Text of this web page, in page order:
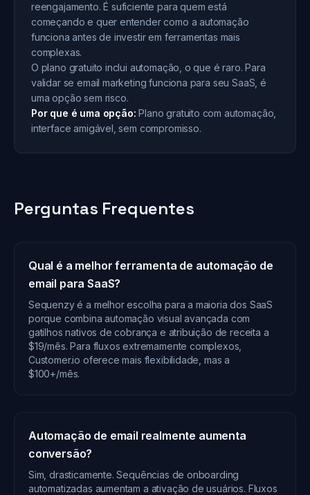
reengajamento. É suficiente para quem está
começando e quer entender como a automação
funciona antes de investir em ferramentas mais
complexas.
O plano gratuito inclui automação, o que é raro. Para
validar se email marketing funciona para seu SaaS, é
uma opção sem risco.
Por que é uma opção: Plano gratuito com automação,
interface amigável, sem compromisso.
Perguntas Frequentes
Qual é a melhor ferramenta de automação de
email para SaaS?
Sequenzy é a melhor escolha para a maioria dos SaaS
porque combina automação visual avançada com
gatilhos nativos de cobrança e atribuição de receita a
$19/mês. Para fluxos extremamente complexos,
Customer.io oferece mais flexibilidade, mas a
$100+/mês.
Automação de email realmente aumenta
conversão?
Sim, drasticamente. Sequências de onboarding
automatizadas aumentam a ativação de usuários. Fluxos